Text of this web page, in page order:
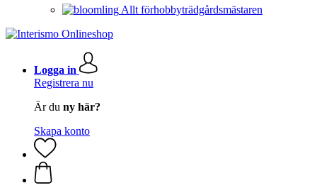
Allt förhobbyträdgårdsmästaren
Logga in
Registrera nu
Är du ny här?
Skapa konto